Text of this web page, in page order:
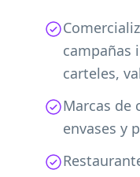
campañas
carteles,
Marcas de
envases y